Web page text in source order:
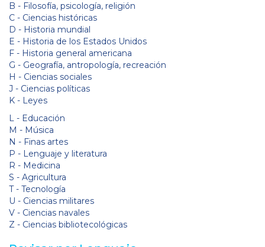
B - Filosofía, psicología, religión
C - Ciencias históricas
D - Historia mundial
E - Historia de los Estados Unidos
F - Historia general americana
G - Geografía, antropología, recreación
H - Ciencias sociales
J - Ciencias políticas
K - Leyes
L - Educación
M - Música
N - Finas artes
P - Lenguaje y literatura
R - Medicina
S - Agricultura
T - Tecnología
U - Ciencias militares
V - Ciencias navales
Z - Ciencias bibliotecológicas